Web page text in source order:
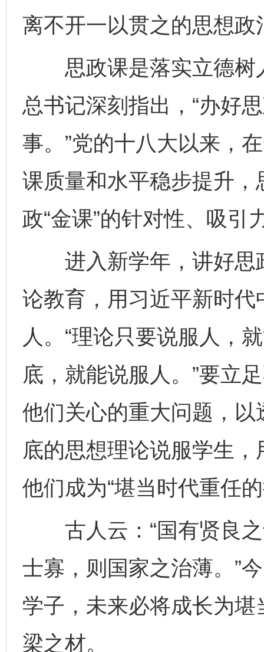
离不开一以贯之的思想
思政课是落实立德树
总书记深刻指出，“办好
事。”党的十八大以来，
课质量和水平稳步提升
政“金课”的针对性、吸引
进入新学年，讲好思
论教育，用习近平新时
人。“理论只要说服人，
底，就能说服人。”要立
他们关心的重大问题，
底的思想理论说服学生
他们成为“堪当时代重任
古人云：“国有贤良之
士寡，则国家之治薄。”
学子，未来必将成长为
梁之材。